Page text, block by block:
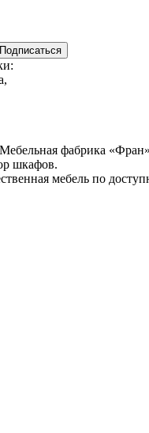
Подписаться
фабрика
шкафов.
мебель по